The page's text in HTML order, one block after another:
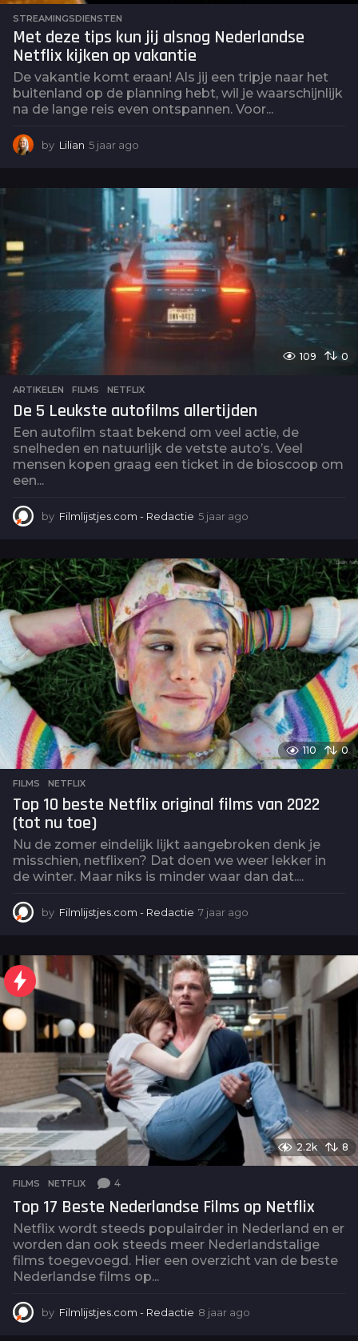
STREAMINGSDIENSTEN
Met deze tips kun jij alsnog Nederlandse
Netflix kijken op vakantie
De vakantie komt eraan! Als jij een tripje naar het
buitenland op de planning hebt, wil je waarschijnlijk
na de lange reis even ontspannen. Voor...
by Lilian 5 jaar ago
a
r
a
g
o
109 0
ARTIKELEN ,FILMS ,NETFLIX
De 5 Leukste autofilms allertijden
Een autofilm staat bekend om veel actie, de
snelheden en natuurlijk de vetste auto’s. Veel
mensen kopen graag een ticket in de bioscoop om
een...
by Filmlijstjes.com - Redactie 5 jaar ago
a
r
o
110 0
FILMS ,NETFLIX
Top 10 beste Netflix original films van 2022
(tot nu toe)
Nu de zomer eindelijk lijkt aangebroken denk je
misschien, netflixen? Dat doen we weer lekker in
de winter. Maar niks is minder waar dan dat....
by Filmlijstjes.com - Redactie 7 jaar ago
a
r
a
g
o
2.2k 8
FILMS ,NETFLIX 4
Top 17 Beste Nederlandse Films op Netflix
Netflix wordt steeds populairder in Nederland en er
worden dan ook steeds meer Nederlandstalige
films toegevoegd. Hier een overzicht van de beste
Nederlandse films op...
by Filmlijstjes.com - Redactie 8 jaar ago